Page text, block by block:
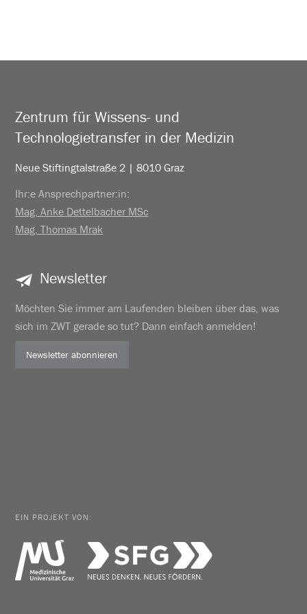
Zentrum für Wissens- und
Technologietransfer in der Medizin
Neue Stiftingtalstraße 2 | 8010 Graz
Ihr:e Ansprechpartner:in:
Mag. Anke Dettelbacher MSc
Mag. Thomas Mrak
Newsletter
Möchten Sie immer am Laufenden bleiben über das, was
sich im ZWT gerade so tut? Dann einfach anmelden!
Newsletter abonnieren
EIN PROJEKT VON: